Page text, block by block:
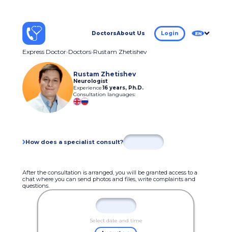
DoctorsAbout Us Login EN
Express Doctor Doctors Rustam Zhetishev
Rustam Zhetishev
Neurologist
Experience:16 years, Ph.D.
Consultation languages:
How does a specialist consult?
After the consultation is arranged, you will be granted access to a
chat where you can send photos and files, write complaints and
questions.
Select date and time